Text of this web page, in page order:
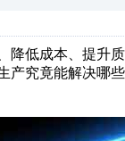
降低成本、提升
产究竟能解决哪